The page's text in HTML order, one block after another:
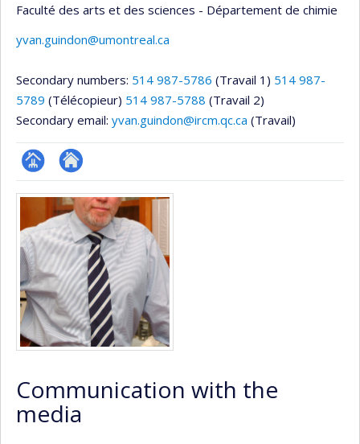
Faculté des arts et des sciences - Département de chimie
yvan.guindon@umontreal.ca
Secondary numbers: 514 987-5786 (Travail 1) 514 987-
5789 (Télécopieur) 514 987-5788 (Travail 2)
Secondary email: yvan.guindon@ircm.qc.ca (Travail)
Page
professionnelle
(faculté,département,école)
Autre
site
web
Media
Communication with the
media